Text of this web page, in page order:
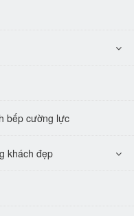
bếp cường lực
khách đẹp